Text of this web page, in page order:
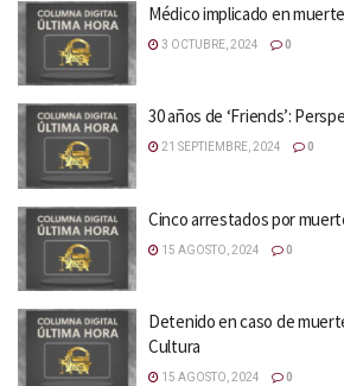
Médico implicado en
3 OCTUBRE, 2024 0
30 años de ‘Friends’:
21 SEPTIEMBRE, 2024 0
Cinco arrestados por
15 AGOSTO, 2024 0
Detenido en caso de
Cultura
15 AGOSTO, 2024 0